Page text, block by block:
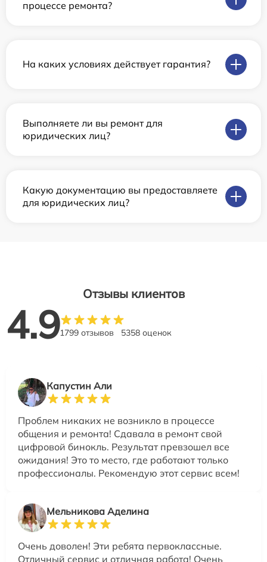
процессе ремонта?
На каких условиях действует гарантия?
Выполняете ли вы ремонт для
юридических лиц?
Какую документацию вы предоставляете
для юридических лиц?
Отзывы клиентов
4.91799 отзывов 5358 оценок
Капустин Али
Проблем никаких не возникло в процессе
общения и ремонта! Сдавала в ремонт свой
цифровой бинокль. Результат превзошел все
ожидания! Это то место, где работают только
профессионалы. Рекомендую этот сервис всем!
Мельникова Аделина
Очень доволен! Эти ребята первоклассные.
Отличный сервис и отличная работа! Очень